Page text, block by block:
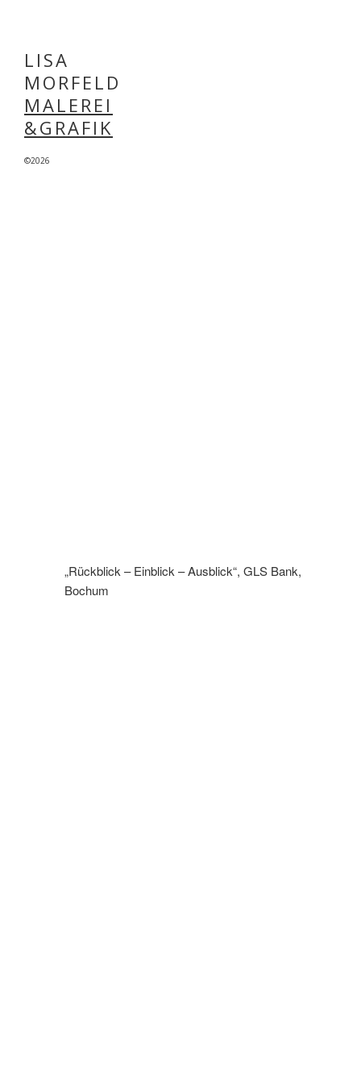
LISA
MORFELD
MALEREI
&GRAFIK
©2026
„Rückblick – Einblick – Ausblick“, GLS Bank,
Bochum